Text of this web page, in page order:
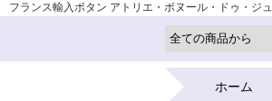
フランス輸入ボタン アトリエ・ボヌール・ドゥ・ジ
ホーム